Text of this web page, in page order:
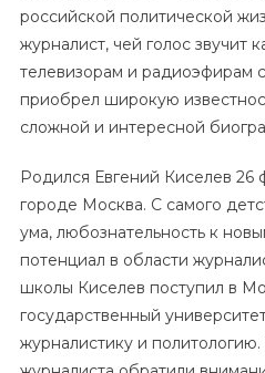
российской политической
журналист, чей голос звучит
телевизорам и радиоэфирам
приобрел широкую
сложной и интересной
Родился Евгений Киселев 26
городе Москва. С самого
ума, любознательность к
потенциал в области
школы Киселев поступил в
государственный
журналистику и